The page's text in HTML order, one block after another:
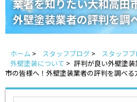
来店予約 お問い合わせ
お見積り
ヨネヤの施工
Home お客様
業者を知りたい大和高田
外壁塗装業者の評判を調
ホーム > スタッフブログ > スタッフ
外壁塗装について > 評判が良い外壁塗
市の皆様へ！外壁塗装業者の評判を調べる